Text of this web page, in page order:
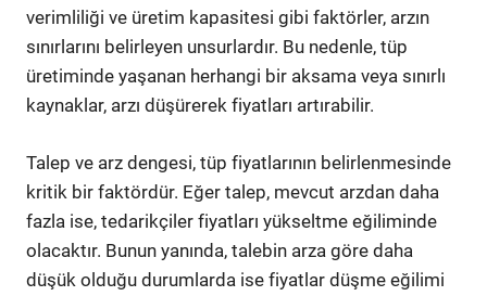
verimliliği ve üretim kapasitesi gibi faktörler, arzın
sınırlarını belirleyen unsurlardır. Bu nedenle, tüp
üretiminde yaşanan herhangi bir aksama veya sınırlı
kaynaklar, arzı düşürerek fiyatları artırabilir.
Talep ve arz dengesi, tüp fiyatlarının belirlenmesinde
kritik bir faktördür. Eğer talep, mevcut arzdan daha
fazla ise, tedarikçiler fiyatları yükseltme eğiliminde
olacaktır. Bunun yanında, talebin arza göre daha
düşük olduğu durumlarda ise fiyatlar düşme eğilimi